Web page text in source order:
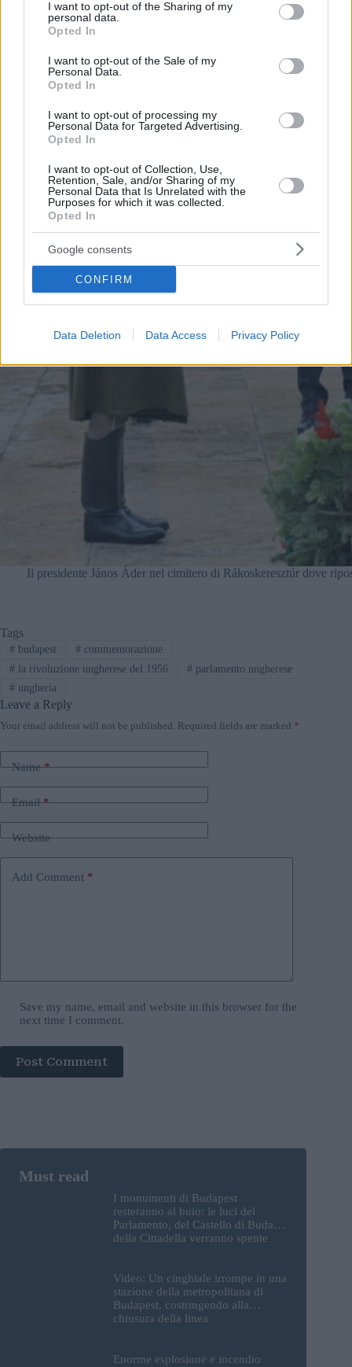
not limited to your visit or usage behaviour. You may click to
grant or deny consent to Google and its third-party tags to
use your data for below specified purposes in below Google
consent section.
I want to opt-out of the Sharing of my
personal data.
Opted In
I want to opt-out of the Sale of my
Personal Data.
Opted In
I want to opt-out of processing my
Personal Data for Targeted Advertising.
Opted In
I want to opt-out of Collection, Use,
Retention, Sale, and/or Sharing of my
Personal Data that Is Unrelated with the
Purposes for which it was collected.
Opted In
Google consents
CONFIRM
Data Deletion Data Access Privacy Policy
Il presidente János Áder nel cimitero di Rákoskeresztúr dove
Tags
#budapest #commemorazione
#la rivoluzione ungherese del 1956 #parlamento ungherese
#ungheria
Leave a Reply
Your email address will not be published. Required fields are marked *
Name*
Email*
Website
Add Comment *
Save my name, email and website in this browser for the
next time I comment.
Post Comment
I monumenti di Budapest
resteranno al buio: le luci del
Parlamento, del Castello di Buda e
della Cittadella verranno spente
Video: Un cinghiale irrompe in una
stazione della metropolitana di
Budapest, costringendo alla
chiusura della linea
Enorme esplosione e incendio